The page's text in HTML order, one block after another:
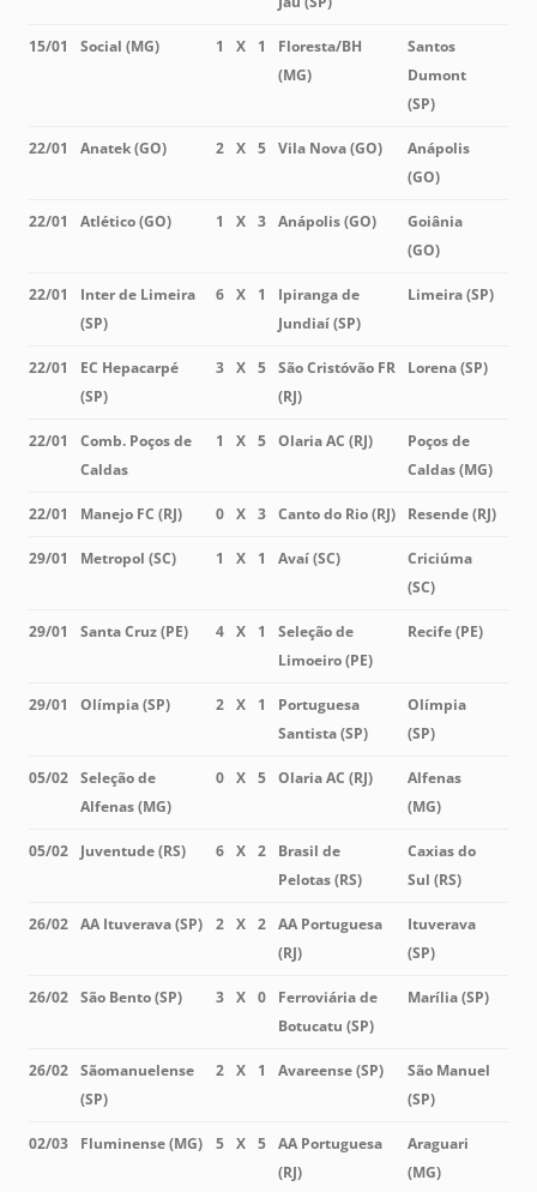
15/01 Social (MG) 1 X 1
Floresta/BH
(MG)
Santos
Dumont
(SP)
22/01 Anatek (GO) 2 X 5 Vila Nova (GO)
Anápolis
(GO)
22/01 Atlético (GO) 1 X 3 Anápolis (GO)
Goiânia
(GO)
22/01
Inter de Limeira
(SP)
6 X 1
Ipiranga de
Jundiaí (SP)
Limeira (SP)
22/01
EC Hepacarpé
(SP)
3 X 5 São Cristóvão FR
(RJ)
Lorena (SP)
22/01
Comb. Poços de
Caldas
1 X 5 Olaria AC (RJ)
Poços de
Caldas (MG)
22/01 Manejo FC (RJ) 0 X 3 Canto do Rio (RJ) Resende (RJ)
29/01 Metropol (SC) 1 X 1 Avaí (SC)
Criciúma
(SC)
29/01 Santa Cruz (PE) 4 X 1
Seleção de
Limoeiro (PE)
Recife (PE)
29/01 Olímpia (SP) 2 X 1
Portuguesa
Santista (SP)
Olímpia
(SP)
05/02 Seleção de
Alfenas (MG)
0 X 5 Olaria AC (RJ)
Alfenas
(MG)
05/02 Juventude (RS) 6 X 2
Brasil de
Pelotas (RS)
Caxias do
Sul (RS)
26/02 AA Ituverava (SP) 2 X 2 AA Portuguesa
(RJ)
Ituverava
(SP)
26/02 São Bento (SP) 3 X 0
Ferroviária de
Botucatu (SP)
Marília (SP)
26/02 Sãomanuelense
(SP)
2 X 1 Avareense (SP)
São Manuel
(SP)
02/03 Fluminense (MG) 5 X 5 AA Portuguesa
(RJ)
Araguari
(MG)